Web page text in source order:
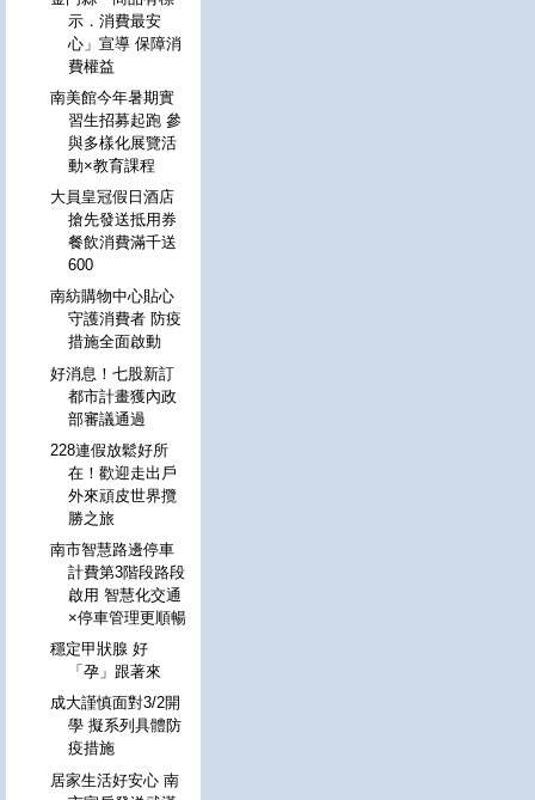
示．消費最安
心」宣導 保障消
費權益
南美館今年暑期實
習生招募起跑 參
與多樣化展覽活
動×教育課程
大員皇冠假日酒店
搶先發送抵用券
餐飲消費滿千送
600
南紡購物中心貼心
守護消費者 防疫
措施全面啟動
好消息！七股新訂
都市計畫獲內政
部審議通過
228連假放鬆好所
在！歡迎走出戶
外來頑皮世界攬
勝之旅
南市智慧路邊停車
計費第3階段路段
啟用 智慧化交通
×停車管理更順暢
穩定甲狀腺 好
「孕」跟著來
成大謹慎面對3/2開
學 擬系列具體防
疫措施
居家生活好安心 南